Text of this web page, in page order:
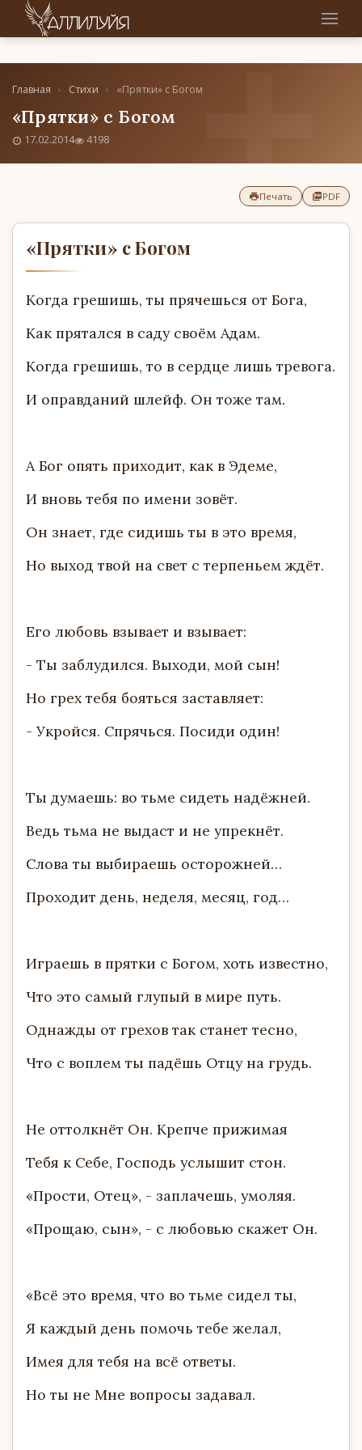
Главная › Стихи › «Прятки» с Богом
«Прятки» с Богом
17.02.2014 4198
Печать PDF
«Прятки» с Богом
Когда грешишь, ты прячешься от Бога,
Как прятался в саду своём Адам.
Когда грешишь, то в сердце лишь тревога.
И оправданий шлейф. Он тоже там.
А Бог опять приходит, как в Эдеме,
И вновь тебя по имени зовёт.
Он знает, где сидишь ты в это время,
Но выход твой на свет с терпеньем ждёт.
Его любовь взывает и взывает:
- Ты заблудился. Выходи, мой сын!
Но грех тебя бояться заставляет:
- Укройся. Спрячься. Посиди один!
Ты думаешь: во тьме сидеть надёжней.
Ведь тьма не выдаст и не упрекнёт.
Слова ты выбираешь осторожней…
Проходит день, неделя, месяц, год…
Играешь в прятки с Богом, хоть известно,
Что это самый глупый в мире путь.
Однажды от грехов так станет тесно,
Что с воплем ты падёшь Отцу на грудь.
Не оттолкнёт Он. Крепче прижимая
Тебя к Себе, Господь услышит стон.
«Прости, Отец», - заплачешь, умоляя.
«Прощаю, сын», - с любовью скажет Он.
«Всё это время, что во тьме сидел ты,
Я каждый день помочь тебе желал,
Имея для тебя на всё ответы.
Но ты не Мне вопросы задавал.